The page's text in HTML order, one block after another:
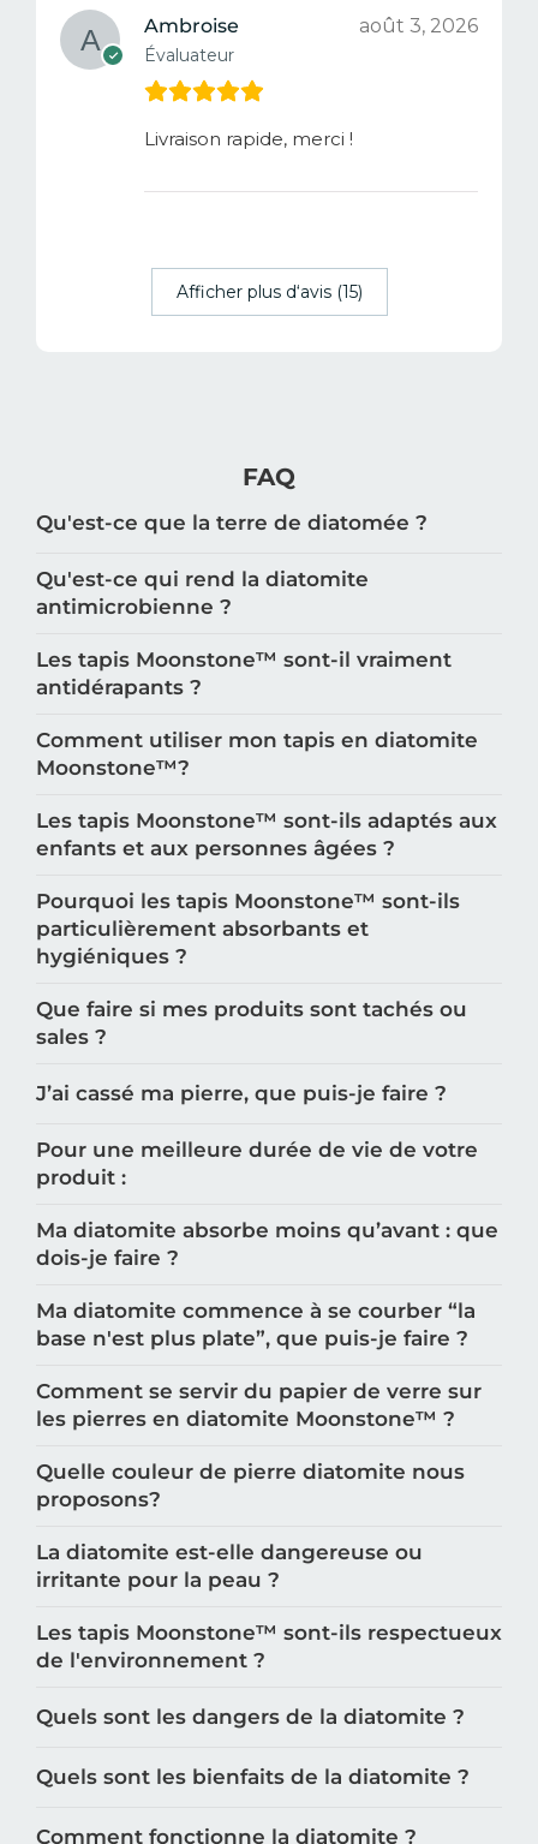
Ambroise
Évaluateur
août 3, 2026
Livraison rapide, merci !
Afficher plus d‘avis (15)
FAQ
Qu'est-ce que la terre de diatomée ?
Qu'est-ce qui rend la diatomite
antimicrobienne ?
Les tapis Moonstone™️ sont-il vraiment
antidérapants ?
Comment utiliser mon tapis en diatomite
Moonstone™️?
Les tapis Moonstone™️ sont-ils adaptés aux
enfants et aux personnes âgées ?
Pourquoi les tapis Moonstone™️ sont-ils
particulièrement absorbants et
hygiéniques ?
Que faire si mes produits sont tachés ou
sales ?
J’ai cassé ma pierre, que puis-je faire ?
Pour une meilleure durée de vie de votre
produit :
Ma diatomite absorbe moins qu’avant : que
dois-je faire ?
Ma diatomite commence à se courber “la
base n'est plus plate”, que puis-je faire ?
Comment se servir du papier de verre sur
les pierres en diatomite Moonstone™️ ?
Quelle couleur de pierre diatomite nous
proposons?
La diatomite est-elle dangereuse ou
irritante pour la peau ?
Les tapis Moonstone™️ sont-ils respectueux
de l'environnement ?
Quels sont les dangers de la diatomite ?
Quels sont les bienfaits de la diatomite ?
Comment fonctionne la diatomite ?